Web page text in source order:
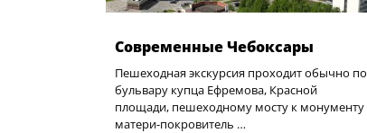
Современные Чебоксары
Пешеходная экскурсия проходит обычно по
бульвару купца Ефремова, Красной
площади, пешеходному мосту к монументу
матери-покровитель …